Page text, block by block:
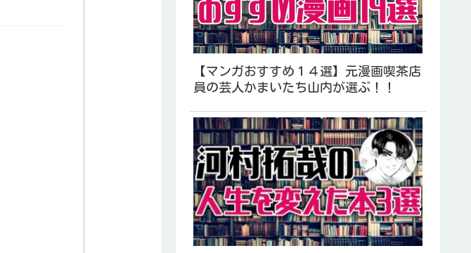
【マンガおすすめ１４選】元漫画喫茶店
員の芸人かまいたち山内が選ぶ！！